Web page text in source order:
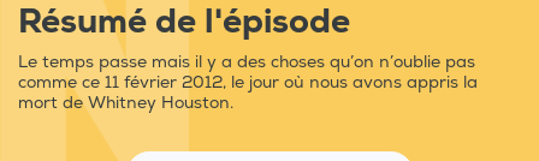
Résumé de l'épisode
Le temps passe mais il y a des choses qu’on n’oublie pas
comme ce 11 février 2012, le jour où nous avons appris la
mort de Whitney Houston.